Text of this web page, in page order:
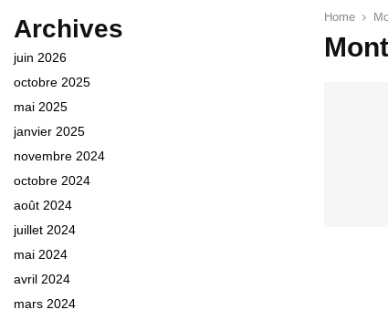
Home
Archives
juin 2026
octobre 2025
mai 2025
janvier 2025
novembre 2024
octobre 2024
août 2024
juillet 2024
mai 2024
avril 2024
mars 2024